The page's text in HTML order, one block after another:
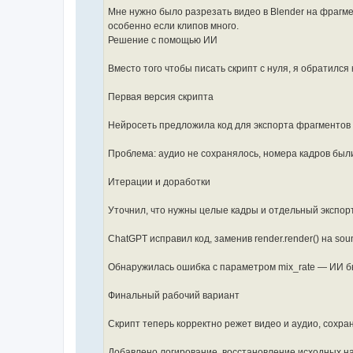
        if duration <= 0:
            continue
        # Видео экспорт
video_output =
            scene.frame_start = start_frame
scene.render.filepath =
scene.render.ffmpeg.format =
scene.render.ffmpeg.codec =
print(f"Exported video to
        if audio_strips:
            scene.frame_start = start_frame
                filepath=audio_output,
                codec='PCM',
                accuracy=512
print(f"Exported audio to
    # Восстанавливаем оригинальные настройки
Мне нужно было разрезать видео в Blender на
особенно если клипов много.
Решение с помощью ИИ
Вместо того чтобы писать скрипт с нуля, я обратился
Первая версия скрипта
Нейросеть предложила код для экспорта
Проблема: аудио не сохранялось, номера кадров
Итерации и доработки
Уточнил, что нужны целые кадры и отдельный
ChatGPT исправил код, заменив render.render() на
Обнаружилась ошибка с параметром mix_rate — ИИ
Финальный рабочий вариант
Скрипт теперь корректно режет видео и аудио,